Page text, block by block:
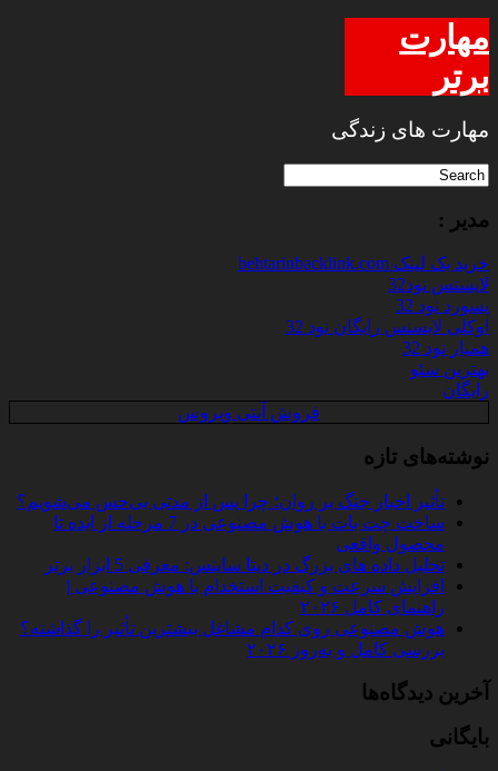
مهارت
برتر
مهارت های زندگی
مدیر :
خرید بک لینک behtarinbacklink.com
لایسنس نود32
پسورد نود 32
اوکلی لایسنس رایگان نود 32
همیار نود 32
بهترین سئو
رایگان
فروش آنتی ویروس
نوشته‌های تازه
تأثیر اخبار جنگ بر روان؛ چرا پس از مدتی بی‌حس می‌شویم؟
ساخت چت‌ بات با هوش مصنوعی در 7 مرحله از ایده تا
محصول واقعی
تحلیل داده‌ های بزرگ در دیتا ساینس: معرفی 5 ابزار برتر
افزایش سرعت و کیفیت استخدام با هوش مصنوعی |
راهنمای کامل ۲۰۲۶
هوش مصنوعی روی کدام مشاغل بیشترین تأثیر را گذاشته؟
بررسی کامل و به‌روز ۲۰۲۶
آخرین دیدگاه‌ها
بایگانی